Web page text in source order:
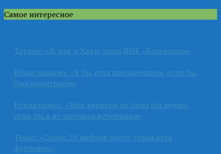
Самое интересное
Торрес: «Я, как и Хави, знаю ДНК «Барселоны»
Ибрагимович: «Я бы стал президентом, если бы
был политиком»
Роналдиньо: «Моя карьера не была бы лучше,
если бы я не посещал вечеринки»
Тебас: «Скоро 20 шейхов будут управлять
футболом»